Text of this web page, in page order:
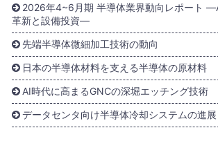
2026年4~6月期 半導体業界動向レポート
革新と設備投資―
先端半導体微細加工技術の動向
日本の半導体材料を支える半導体の原材料
AI時代に高まるGNCの深堀エッチング技術
データセンタ向け半導体冷却システムの進展